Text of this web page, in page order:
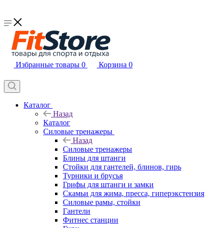
Избранные товары 0 Корзина 0
Каталог
Назад
Каталог
Силовые тренажеры
Назад
Силовые тренажеры
Блины для штанги
Стойки для гантелей, блинов, гирь
Турники и брусья
Грифы для штанги и замки
Скамьи для жима, пресса, гиперэкстензия
Силовые рамы, стойки
Гантели
Фитнес станции